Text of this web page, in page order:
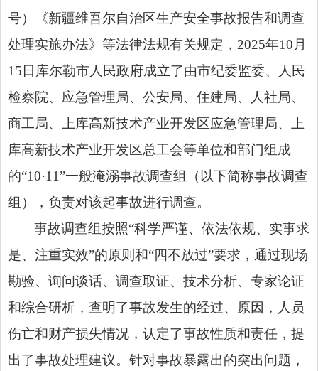
号）《新疆维吾尔自治区生产安全事故报告和调查
处理实施办法》等法律法规有关规定，2025年10月
15日库尔勒市人民政府成立了由市纪委监委、人民
检察院、应急管理局、公安局、住建局、人社局、
商工局、上库高新技术产业开发区应急管理局、上
库高新技术产业开发区总工会等单位和部门组成
的“10·11”一般淹溺事故调查组（以下简称事故调查
组），负责对该起事故进行调查。
事故调查组按照“科学严谨、依法依规、实事求
是、注重实效”的原则和“四不放过”要求，通过现场
勘验、询问谈话、调查取证、技术分析、专家论证
和综合研析，查明了事故发生的经过、原因，人员
伤亡和财产损失情况，认定了事故性质和责任，提
出了事故处理建议。针对事故暴露出的突出问题，